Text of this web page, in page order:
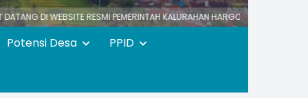
RESMI PEMERINTAH KALURAHAN HARGOTIRTO HARGOTIRTO
Potensi Desa PPID